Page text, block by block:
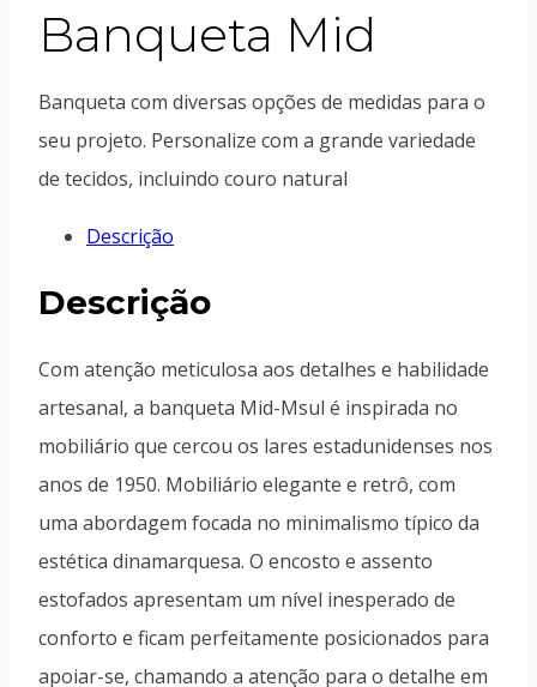
Banqueta Mid
Banqueta com diversas opções de medidas para o
seu projeto. Personalize com a grande variedade
de tecidos, incluindo couro natural
Descrição
Descrição
Com atenção meticulosa aos detalhes e habilidade
artesanal, a banqueta Mid-Msul é inspirada no
mobiliário que cercou os lares estadunidenses nos
anos de 1950. Mobiliário elegante e retrô, com
uma abordagem focada no minimalismo típico da
estética dinamarquesa. O encosto e assento
estofados apresentam um nível inesperado de
conforto e ficam perfeitamente posicionados para
apoiar-se, chamando a atenção para o detalhe em